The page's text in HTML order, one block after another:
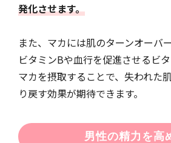
発化させます。
また、マカには肌のターンオーバ
ビタミンBや血行を促進させるビタ
マカを摂取することで、失われた
り戻す効果が期待できます。
男性の精力を高